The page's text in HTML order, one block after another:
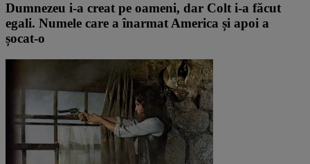
Dumnezeu i-a creat pe oameni, dar Colt i-a făcut
egali. Numele care a înarmat America și apoi a
șocat-o